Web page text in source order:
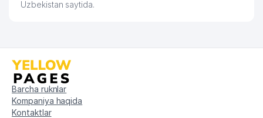
Uzbekistan saytida.
Barcha ruknlar
Kompaniya haqida
Kontaktlar